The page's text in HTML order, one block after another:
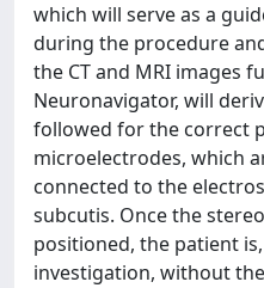
which will serve as a
during the procedure
the CT and MRI images
Neuronavigator, will
followed for the correct
microelectrodes, which
connected to the
subcutis. Once the
positioned, the patient
investigation, without